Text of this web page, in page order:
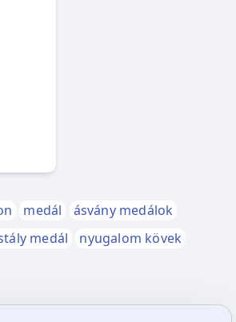
medál
ásvány medálok
medál
nyugalom kövek